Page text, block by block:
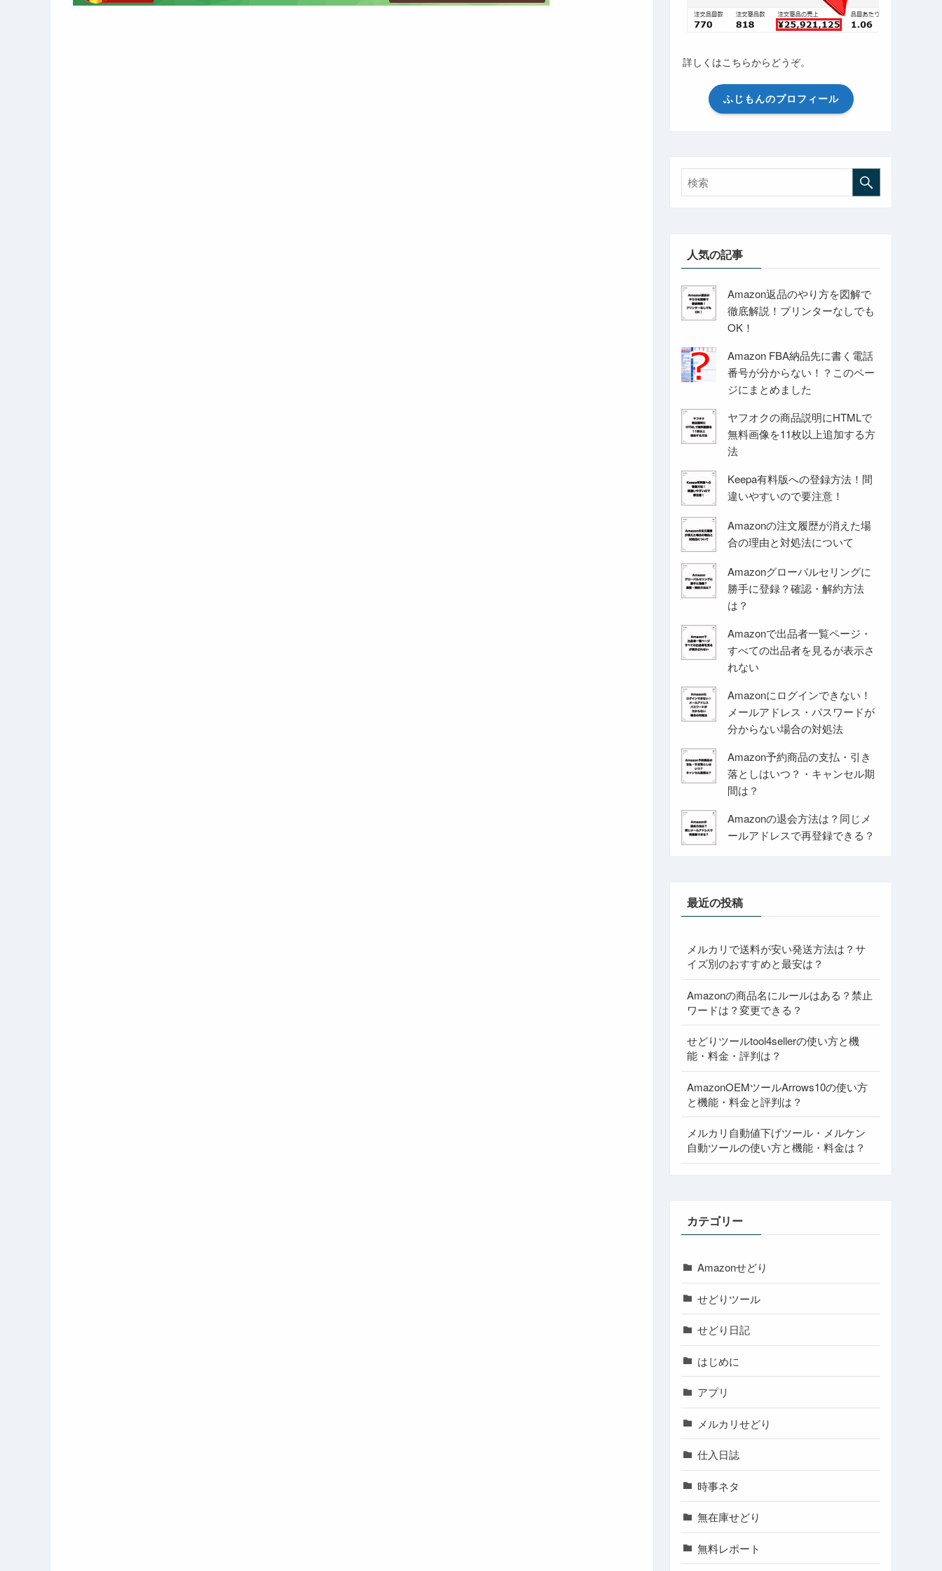
詳しくはこちらからどうぞ。
ふじもんのプロフィール
人気の記事
Amazon返品のやり方を図解で
徹底解説！プリンターなしでも
OK！
Amazon FBA納品先に書く電話
番号が分からない！？このペー
ジにまとめました
ヤフオクの商品説明にHTMLで
無料画像を11枚以上追加する方
法
Keepa有料版への登録方法！間
違いやすいので要注意！
Amazonの注文履歴が消えた場
合の理由と対処法について
Amazonグローバルセリングに
勝手に登録？確認・解約方法
は？
Amazonで出品者一覧ページ・
すべての出品者を見るが表示さ
れない
Amazonにログインできない！
メールアドレス・パスワードが
分からない場合の対処法
Amazon予約商品の支払・引き
落としはいつ？・キャンセル期
間は？
Amazonの退会方法は？同じメ
ールアドレスで再登録できる？
最近の投稿
メルカリで送料が安い発送方法は？サ
イズ別のおすすめと最安は？
Amazonの商品名にルールはある？禁止
ワードは？変更できる？
せどりツールtool4sellerの使い方と機
能・料金・評判は？
AmazonOEMツールArrows10の使い方
と機能・料金と評判は？
メルカリ自動値下げツール・メルケン
自動ツールの使い方と機能・料金は？
カテゴリー
Amazonせどり
せどりツール
せどり日記
はじめに
アプリ
メルカリせどり
仕入日誌
時事ネタ
無在庫せどり
無料レポート